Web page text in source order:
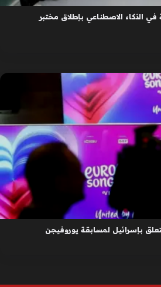
في الذكاء الاصطناعي بإطلاق مختبر
بإسرائيل لمسابقة يوروفيجن